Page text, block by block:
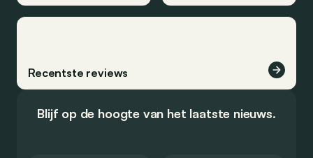
Recentste reviews
Blijf op de hoogte van het laatste nieuws.